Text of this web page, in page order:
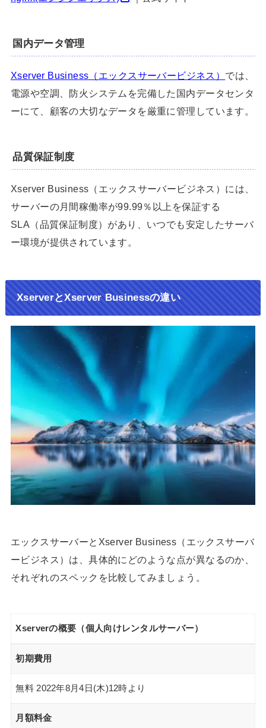
国内データ管理
Xserver Business（エックスサーバービジネス） では、
電源や空調、防火システムを完備した国内データセンタ
ーにて、顧客の大切なデータを厳重に管理しています。
品質保証制度
Xserver Business（エックスサーバービジネス）には、
サーバーの月間稼働率が99.99％以上を保証する
SLA（品質保証制度）があり、いつでも安定したサーバ
ー環境が提供されています。
XserverとXserver Businessの違い
エックスサーバーとXserver Business（エックスサーバ
ービジネス）は、具体的にどのような点が異なるのか、
それぞれのスペックを比較してみましょう。
Xserverの概要（個人向けレンタルサーバー）
初期費用
無料 2022年8月4日(木)12時より
月額料金